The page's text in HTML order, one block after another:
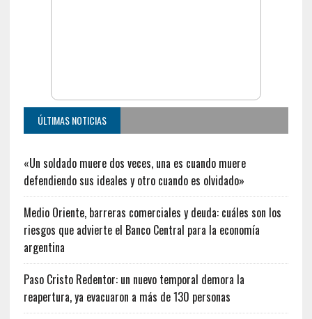
ÚLTIMAS NOTICIAS
«Un soldado muere dos veces, una es cuando muere
defendiendo sus ideales y otro cuando es olvidado»
Medio Oriente, barreras comerciales y deuda: cuáles son los
riesgos que advierte el Banco Central para la economía
argentina
Paso Cristo Redentor: un nuevo temporal demora la
reapertura, ya evacuaron a más de 130 personas